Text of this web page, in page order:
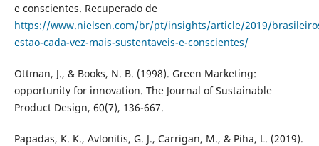
e conscientes. Recuperado de
https://www.nielsen.com/br/pt/insights/article/2019/
estao-cada-vez-mais-sustentaveis-e-conscientes/
Ottman, J., & Books, N. B. (1998). Green Marketing:
opportunity for innovation. The Journal of Sustainable
Product Design, 60(7), 136-667.
Papadas, K. K., Avlonitis, G. J., Carrigan, M., & Piha, L. (2019).